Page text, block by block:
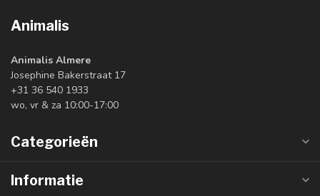
Animalis
Animalis Almere
Josephine Bakerstraat 17
+31 36 540 1933
wo, vr & za 10:00-17:00
Categorieën
Informatie